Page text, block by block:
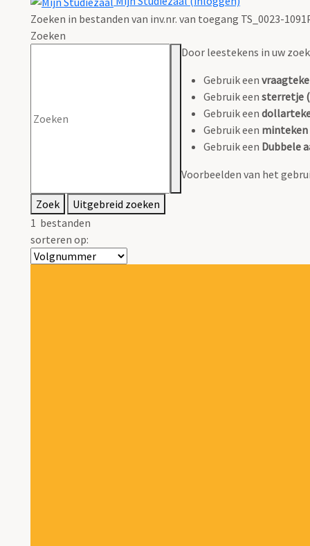
Zoeken in bestanden van inv.nr. van toegang TS_0023-
Zoeken
Door leestekens in uw
Gebruik een
Gebruik een sterretje
Gebruik een
Gebruik een minteken
Gebruik een Dubbele
Voorbeelden van het
Zoek
Uitgebreid zoeken
1 bestanden
sorteren op: